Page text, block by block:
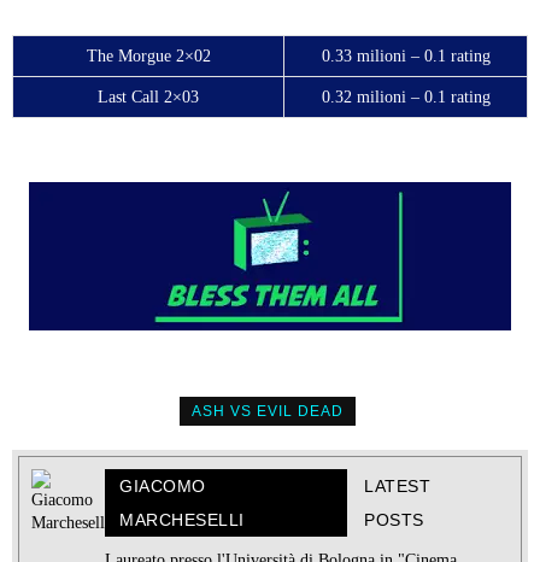
The Morgue 2×02 0.33 milioni – 0.1 rating
Last Call 2×03 0.32 milioni – 0.1 rating
ASH VS EVIL DEAD
GIACOMO
MARCHESELLI
LATEST
POSTS